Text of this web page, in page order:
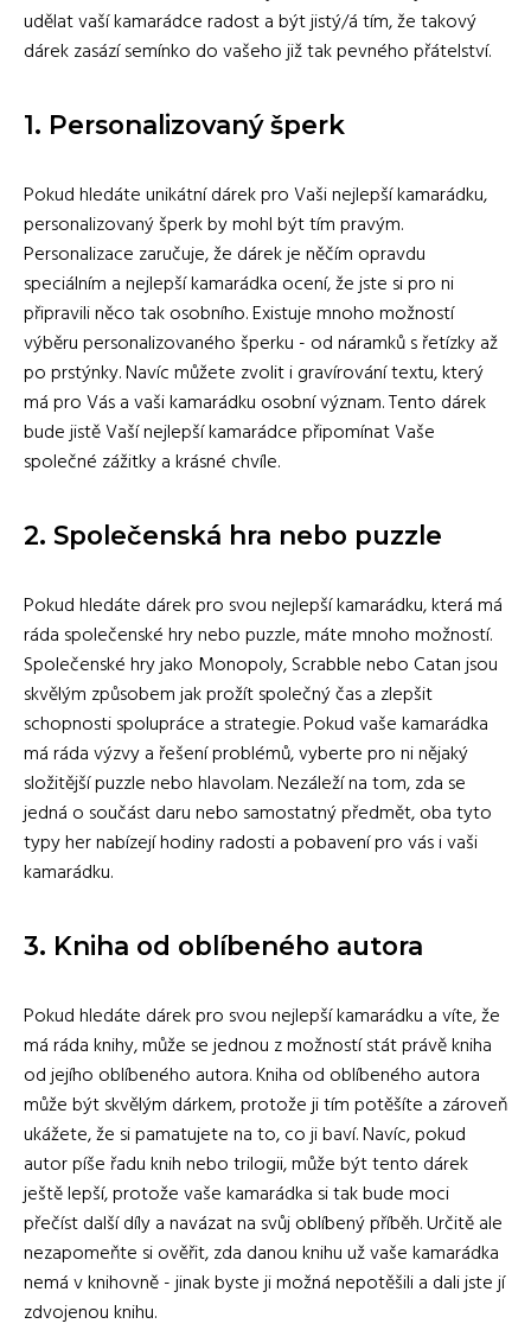
udělat vaší kamarádce radost a být jistý/á tím, že takový
dárek zasází semínko do vašeho již tak pevného přátelství.
1. Personalizovaný šperk
Pokud hledáte unikátní dárek pro Vaši nejlepší kamarádku,
personalizovaný šperk by mohl být tím pravým.
Personalizace zaručuje, že dárek je něčím opravdu
speciálním a nejlepší kamarádka ocení, že jste si pro ni
připravili něco tak osobního. Existuje mnoho možností
výběru personalizovaného šperku - od náramků s řetízky až
po prstýnky. Navíc můžete zvolit i gravírování textu, který
má pro Vás a vaši kamarádku osobní význam. Tento dárek
bude jistě Vaší nejlepší kamarádce připomínat Vaše
společné zážitky a krásné chvíle.
2. Společenská hra nebo puzzle
Pokud hledáte dárek pro svou nejlepší kamarádku, která má
ráda společenské hry nebo puzzle, máte mnoho možností.
Společenské hry jako Monopoly, Scrabble nebo Catan jsou
skvělým způsobem jak prožít společný čas a zlepšit
schopnosti spolupráce a strategie. Pokud vaše kamarádka
má ráda výzvy a řešení problémů, vyberte pro ni nějaký
složitější puzzle nebo hlavolam. Nezáleží na tom, zda se
jedná o součást daru nebo samostatný předmět, oba tyto
typy her nabízejí hodiny radosti a pobavení pro vás i vaši
kamarádku.
3. Kniha od oblíbeného autora
Pokud hledáte dárek pro svou nejlepší kamarádku a víte, že
má ráda knihy, může se jednou z možností stát právě kniha
od jejího oblíbeného autora. Kniha od oblíbeného autora
může být skvělým dárkem, protože ji tím potěšíte a zároveň
ukážete, že si pamatujete na to, co ji baví. Navíc, pokud
autor píše řadu knih nebo trilogii, může být tento dárek
ještě lepší, protože vaše kamarádka si tak bude moci
přečíst další díly a navázat na svůj oblíbený příběh. Určitě ale
nezapomeňte si ověřit, zda danou knihu už vaše kamarádka
nemá v knihovně - jinak byste ji možná nepotěšili a dali jste jí
zdvojenou knihu.